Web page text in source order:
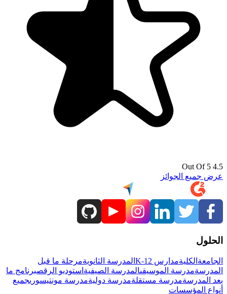
4.5 Out Of 5
عرض جميع الجوائز
الحلول
الجامعة الكليةمدارس K-12 المدرسة الثانويةمرحلة ما قبل
المدرسةمدرسة الموسيقىالمدرسة الصيفية استوديو الرقصبرنامج ما
بعد المدرسةمدرسة مستقلةمدرسة دوليةمدرسة مونتيسوريجميع
أنواع المؤسسات